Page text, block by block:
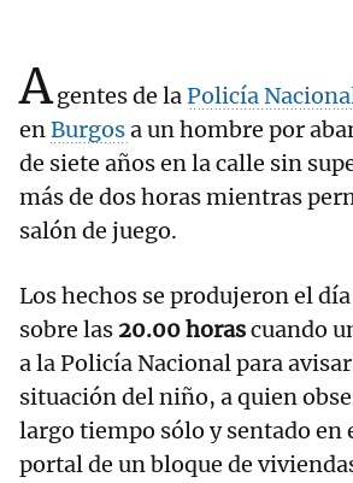
Agentes de laPolicía
enBurgosa un hombre por
de siete años en la calle sin
más de dos horas mientras
salón de juego.
Los hechos se produjeron el
sobre las 20.00 horascuando
a la Policía Nacional para
situación del niño, a quien
largo tiempo sólo y sentado en
portal de un bloque de